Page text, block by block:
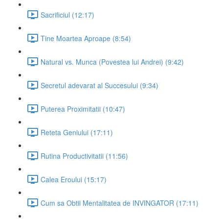
Sacrificiul (12:17)
Tine Moartea Aproape (8:54)
Natural vs. Munca (Povestea lui Andrei) (9:42)
Secretul adevarat al Succesului (9:34)
Puterea Proximitatii (10:47)
Reteta Geniului (17:11)
Rutina Productivitatii (11:56)
Calea Eroului (15:17)
Cum sa Obtii Mentalitatea de INVINGATOR (17:11)